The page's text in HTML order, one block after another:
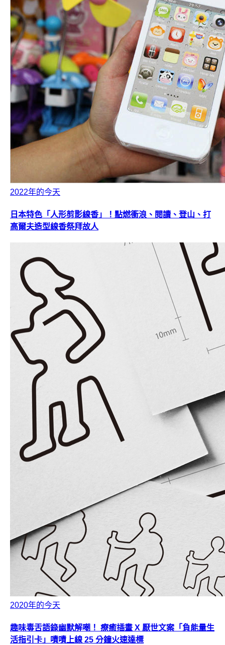
2022年的今天
日本特色「人形剪影線香」！點燃衝浪、閱讀、登山、打
高爾夫造型線香祭拜故人
2020年的今天
趣味毒舌語錄幽默解嘲！ 療癒插畫 X 厭世文案「負能量生
活指引卡」嘖嘖上線 25 分鐘火速達標